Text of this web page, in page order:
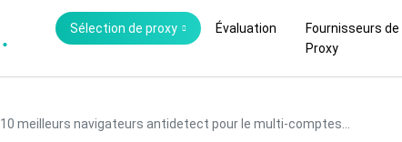
Sélection de proxy Évaluation
Fournisseurs de
Proxy
10 meilleurs navigateurs antidetect pour le multi-comptes...